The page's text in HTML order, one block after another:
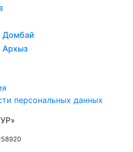
Домбай
Архыз
персональных данных